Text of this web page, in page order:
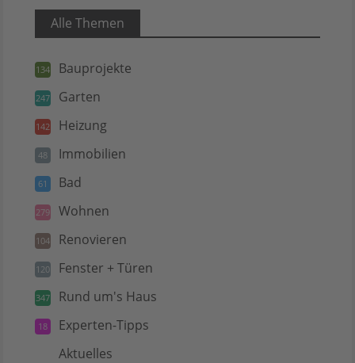
Alle Themen
134 Bauprojekte
247 Garten
142 Heizung
48 Immobilien
61 Bad
279 Wohnen
104 Renovieren
120 Fenster + Türen
347 Rund um's Haus
18 Experten-Tipps
Aktuelles